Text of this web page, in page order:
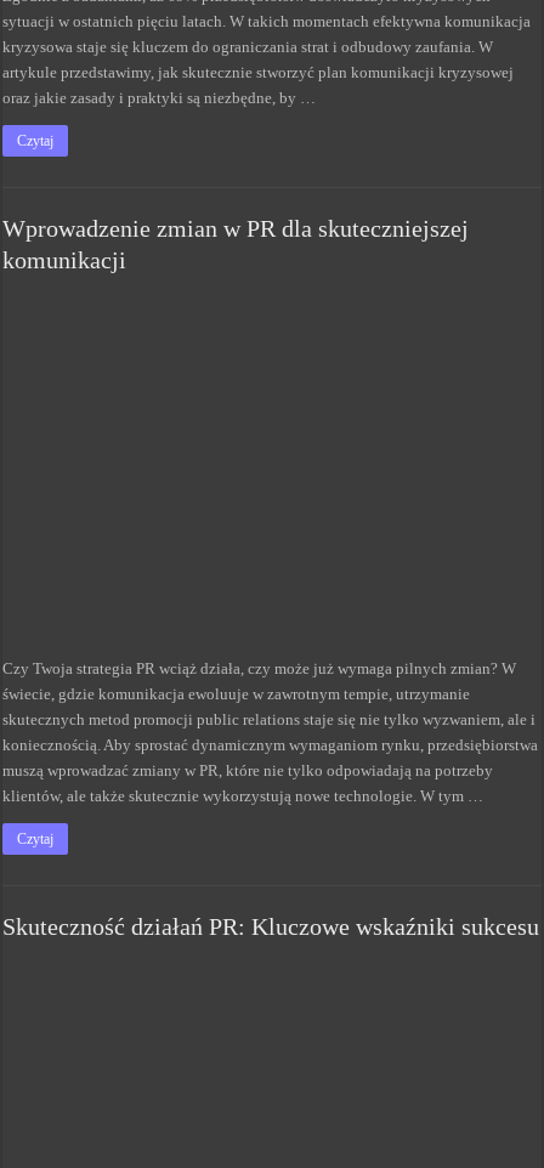
sytuacji w ostatnich pięciu latach. W takich momentach efektywna komunikacja
kryzysowa staje się kluczem do ograniczania strat i odbudowy zaufania. W
artykule przedstawimy, jak skutecznie stworzyć plan komunikacji kryzysowej
oraz jakie zasady i praktyki są niezbędne, by …
Czytaj
Wprowadzenie zmian w PR dla skuteczniejszej
komunikacji
Czy Twoja strategia PR wciąż działa, czy może już wymaga pilnych zmian? W
świecie, gdzie komunikacja ewoluuje w zawrotnym tempie, utrzymanie
skutecznych metod promocji public relations staje się nie tylko wyzwaniem, ale i
koniecznością. Aby sprostać dynamicznym wymaganiom rynku, przedsiębiorstwa
muszą wprowadzać zmiany w PR, które nie tylko odpowiadają na potrzeby
klientów, ale także skutecznie wykorzystują nowe technologie. W tym …
Czytaj
Skuteczność działań PR: Kluczowe wskaźniki sukcesu